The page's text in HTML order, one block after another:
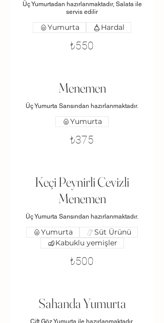
Üç Yumurtadan hazırlanmaktadır, Salata ile
servis edilir
₺550
Yumurta Hardal
Menemen
Üç Yumurta Sarısından hazırlanmaktadır.
₺375
Yumurta
Keçi Peynirli Cevizli
Menemen
Üç Yumurta Sarısından hazırlanmaktadır.
₺500
Yumurta
Süt Ürünü
Kabuklu yemişler
Sahanda Yumurta
Çift Göz Yumurta ile hazırlanmaktadır.